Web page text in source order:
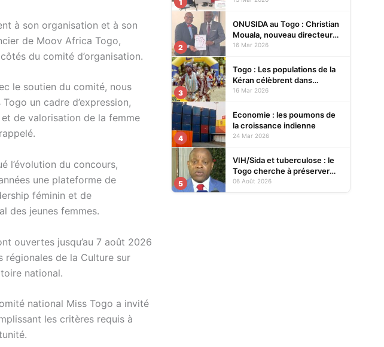
à son organisation et à son
de Moov Africa Togo,
du comité d’organisation.
le soutien du comité, nous
un cadre d’expression,
et de valorisation de la femme
l’évolution du concours,
une plateforme de
féminin et de
des jeunes femmes.
ouvertes jusqu’au 7 août 2026
régionales de la Culture sur
national.
national Miss Togo a invité
les critères requis à
1
2
ONUSIDA au Togo : Christian
Mouala, nouveau directeur
pays
16 Mar 2026
3
Togo : Les populations de la
Kéran célèbrent dans
l’allégresse Tislim-Difoini,
16 Mar 2026
4
Economie : les poumons de
la croissance indienne
24 Mar 2026
5
VIH/Sida et tuberculose : le
Togo cherche à préserver
ses acquis face à la baisse
06 Août 2026